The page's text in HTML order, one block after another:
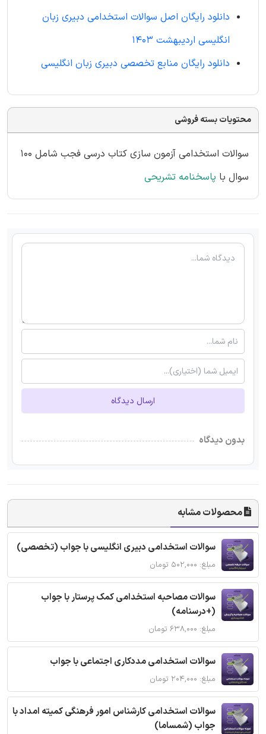
دانلود رایگان اصل سوالات استخدامی دبیری زبان
انگلیسی اردیبهشت 1403
دانلود رایگان منابع تخصصی دبیری زبان انگلیسی
محتویات بسته فروشی
سوالات استخدامی آزمون سازی کتاب درسی فجب شامل 100
سوال با پاسخنامه تشریحی
ارسال دیدگاه
بدون دیدگاه
محصولات مشابه
سوالات استخدامی دبیری انگلیسی با جواب (تخصصی)
مبلغ: ۵۰۲,۰۰۰ تومان
سوالات مصاحبه استخدامی کمک پرستار با جواب
(+درسنامه)
مبلغ: ۶۳۸,۰۰۰ تومان
سوالات استخدامی مددکاری اجتماعی با جواب
مبلغ: ۲۰۴,۰۰۰ تومان
سوالات استخدامی کارشناس امور فرهنگی کمیته امداد با
جواب (شمساما)